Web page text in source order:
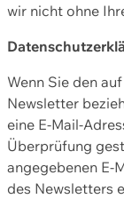
wir nicht ohne
Wenn Sie den
Newsletter
eine E-Mail-
Überprüfung
angegebenen E-
des Newsletters